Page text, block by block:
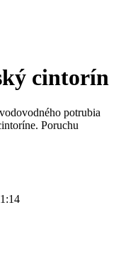
cintorín
potrubia
Poruchu